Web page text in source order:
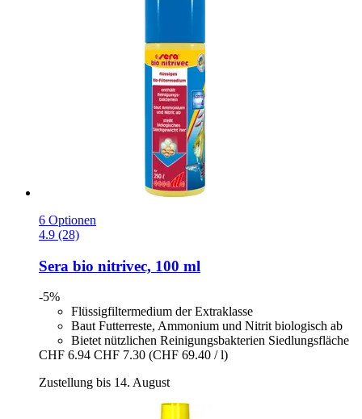
6 Optionen
4.9 (28)
Sera bio nitrivec, 100 ml
-5%
Flüssigfiltermedium der Extraklasse
Baut Futterreste, Ammonium und Nitrit biologisch ab
Bietet nützlichen Reinigungsbakterien Siedlungsfläche
CHF 6.94 CHF 7.30 (CHF 69.40 / l)
Zustellung bis 14. August